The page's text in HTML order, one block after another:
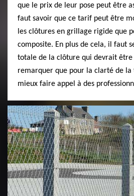
que le prix de leur pose peut être
faut savoir que ce tarif peut être
les clôtures en grillage rigide que
composite. En plus de cela, il faut
totale de la clôture qui devrait être
remarquer que pour la clarté de
mieux faire appel à des